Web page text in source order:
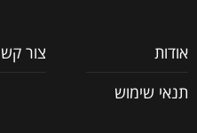
אודות
צור
תנאי שימוש